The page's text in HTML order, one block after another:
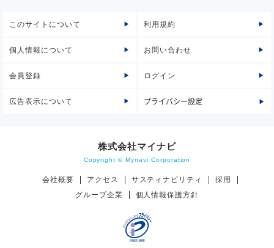
このサイトについて 利用規約
個人情報について お問い合わせ
会員登録 ログイン
広告表示について プライバシー設定
株式会社マイナビ
Copyright © Mynavi Corporation
会社概要 アクセス サスティナビリティ
採用
グループ企業
個人情報保護方針